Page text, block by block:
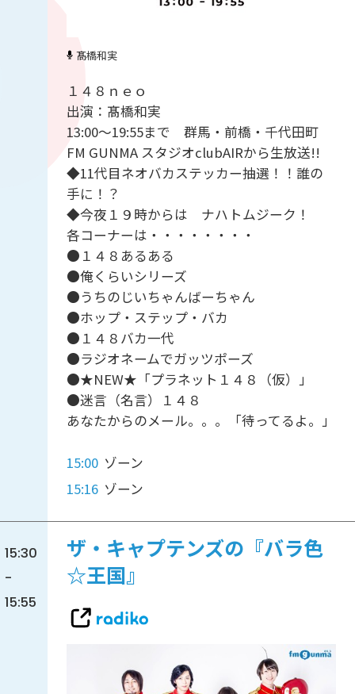
髙橋和実
１４８ｎｅｏ
出演：髙橋和実
13:00～19:55まで 群馬・前橋・千代田町
FM GUNMA スタジオclubAIRから生放送!!
◆11代目ネオバカステッカー抽選！！誰の
手に！？
◆今夜１９時からは ナハトムジーク！
各コーナーは・・・・・・・・
●１４８あるある
●俺くらいシリーズ
●うちのじいちゃんばーちゃん
●ホップ・ステップ・バカ
●１４８バカ一代
●ラジオネームでガッツポーズ
●★NEW★「プラネット１４８（仮）」
●迷言（名言）１４８
あなたからのメール。。。「待ってるよ。」
15:00 ゾーン
15:16 ゾーン
15:30
-
15:55
ザ・キャプテンズの『バラ色
☆王国』